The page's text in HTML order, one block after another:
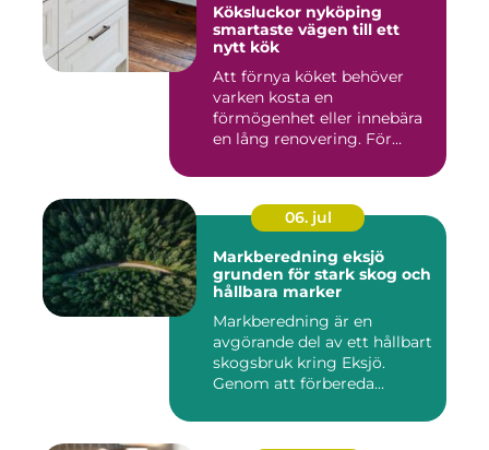
Köksluckor nyköping
smartaste vägen till ett
nytt kök
Att förnya köket behöver
varken kosta en
förmögenhet eller innebära
en lång renovering. För
06. jul
Markberedning eksjö
grunden för stark skog och
hållbara marker
Markberedning är en
avgörande del av ett hållbart
skogsbruk kring Eksjö.
Genom att förbereda